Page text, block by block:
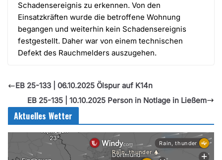
Schadensereignis zu erkennen. Von den
Einsatzkräften wurde die betroffene Wohnung
begangen und weiterhin kein Schadensereignis
festgestellt. Daher war von einem technischen
Defekt des Rauchmelders auszugehen.
EB 25-133 | 06.10.2025 Ölspur auf K14n
EB 25-135 | 10.10.2025 Person in Notlage in Ließem
Aktuelles Wetter